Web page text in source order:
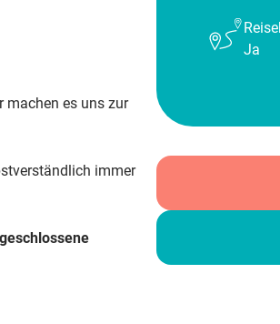
machen es uns zur
immer
Ja